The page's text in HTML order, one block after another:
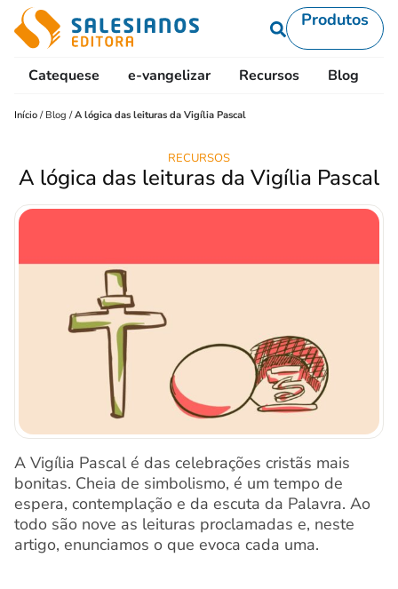
Produtos
Catequese e-vangelizar Recursos Blog
Início / Blog /A lógica das leituras da Vigília Pascal
RECURSOS
A lógica das leituras da Vigília Pascal
A Vigília Pascal é das celebrações cristãs mais
bonitas. Cheia de simbolismo, é um tempo de
espera, contemplação e da escuta da Palavra. Ao
todo são nove as leituras proclamadas e, neste
artigo, enunciamos o que evoca cada uma.